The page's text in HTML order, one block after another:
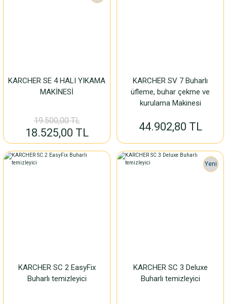
KARCHER SE 4 HALI YIKAMA
MAKİNESİ
19.500,00 TL
18.525,00 TL
KARCHER SV 7 Buharlı
üfleme, buhar çekme ve
kurulama Makinesi
44.902,80 TL
KARCHER SC 2 EasyFix
Buharlı temizleyici
Yeni
KARCHER SC 3 Deluxe
Buharlı temizleyici